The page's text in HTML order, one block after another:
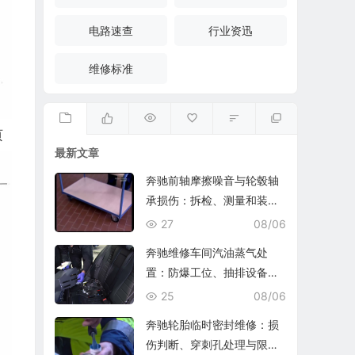
电路速查 行业资迅
维修标准
最新文章
奔驰前轴摩擦噪音与轮毂轴
承损伤：拆检、测量和装复
复查
08/06
27
奔驰维修车间汽油蒸气处
置：防爆工位、抽排设备与
燃油收集
08/06
25
奔驰轮胎临时密封维修：损
伤判断、穿刺孔处理与限速